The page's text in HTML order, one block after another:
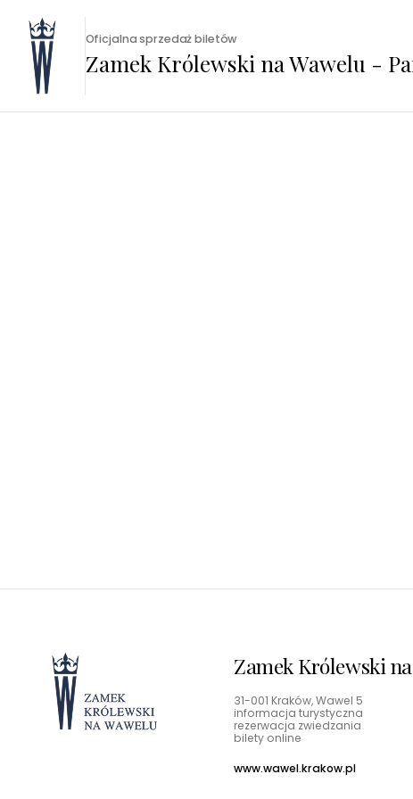
Oficjalna sprzedaż biletów
Zamek Królewski na Wawelu -
Zamek Królewski
31-001 Kraków, Wawel 5
informacja turystyczna
rezerwacja zwiedzania
bilety online
www.wawel.krakow.pl